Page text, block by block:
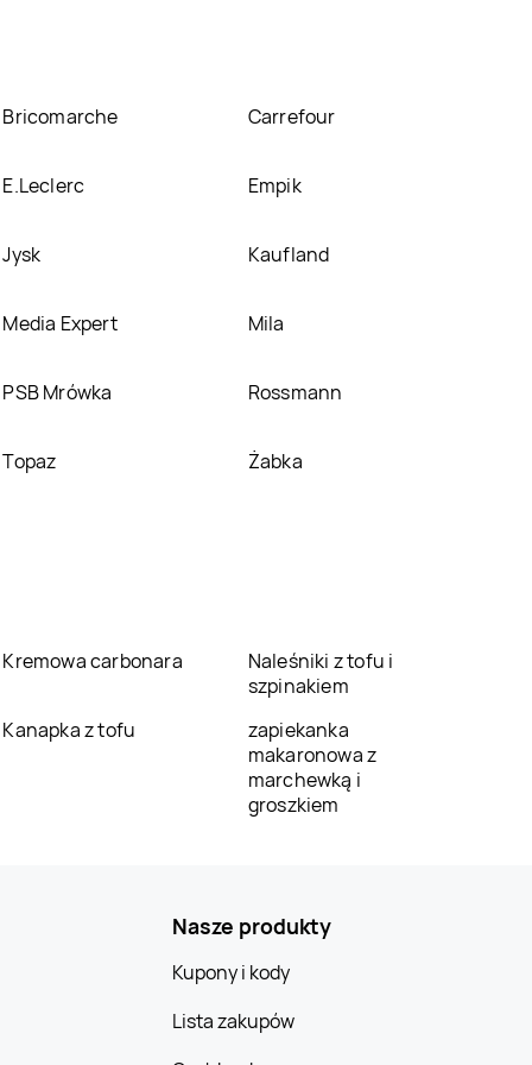
Bricomarche Carrefour
E.Leclerc Empik
Jysk Kaufland
Media Expert Mila
PSB Mrówka Rossmann
Topaz Żabka
Kremowa carbonara
Naleśniki z tofu i
szpinakiem
Kanapka z tofu
zapiekanka
makaronowa z
marchewką i
groszkiem
Nasze produkty
Kupony i kody
Lista zakupów